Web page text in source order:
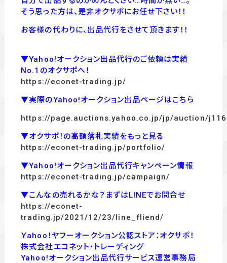
そう思った方は、是非オクサポにお任せ下さい！！
お客様の代わりに、出品代行をさせて頂きます！！
▼Yahoo!オークション出品代行のご依頼は実績
No.1のオクサポへ！
https://econet-trading.jp/
▼実際のYahoo!オークション出品ページはこちら
https://page.auctions.yahoo.co.jp/jp/auction/
▼オクサポ！の高額落札実績をもっと見る
https://econet-trading.jp/portfolio/
▼Yahoo!オークション出品代行キャンペーン情報
https://econet-trading.jp/campaign/
▼こんなの売れるかな？まずはLINEでお問合せ
https://econet-
trading.jp/2021/12/23/line_fliend/
Ｙahoo！ヤフーオークション公認ストア：オクサポ！
株式会社エコネット・トレーディング
Yahoo!オークション出品代行サービス運営事務局